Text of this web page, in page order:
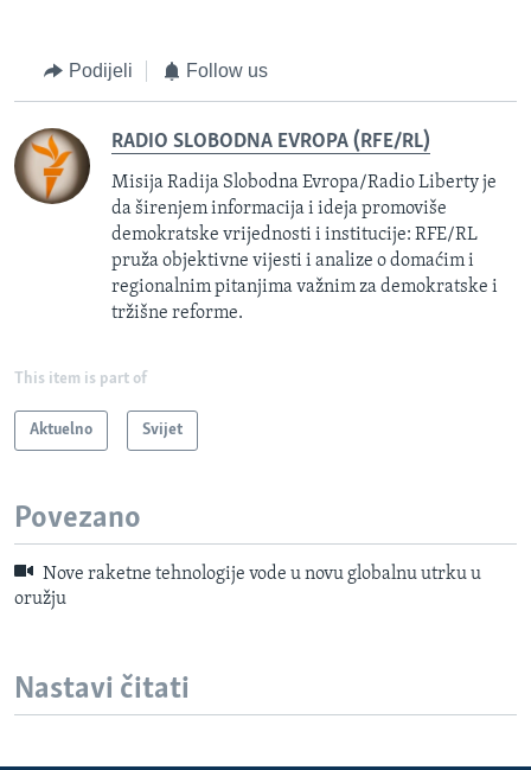
Podijeli Follow us
RADIO SLOBODNA EVROPA (RFE/RL)
Misija Radija Slobodna Evropa/Radio Liberty je
da širenjem informacija i ideja promoviše
demokratske vrijednosti i institucije: RFE/RL
pruža objektivne vijesti i analize o domaćim i
regionalnim pitanjima važnim za demokratske i
tržišne reforme.
This item is part of
Aktuelno Svijet
Povezano
Nove raketne tehnologije vode u novu globalnu utrku u
oružju
Nastavi čitati